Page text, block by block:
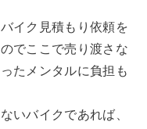
イク見積もり依頼を
でここで売り渡さな
たメンタルに負担も
いバイクであれば、